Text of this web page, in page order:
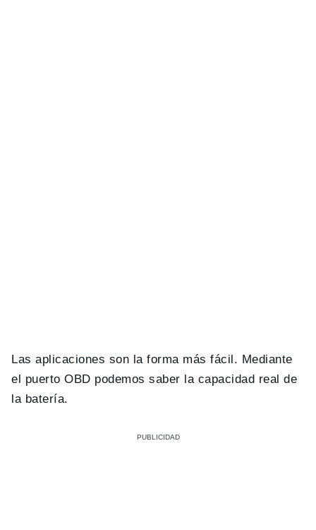
Las aplicaciones son la forma más fácil. Mediante
el puerto OBD podemos saber la capacidad real de
la batería.